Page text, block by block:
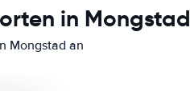
in Mongstad
Mongstad an